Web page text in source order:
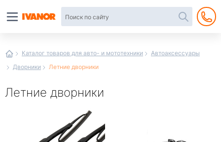
Каталог товаров для авто- и мототехники
Автоаксессуары
Дворники
Летние дворники
Летние дворники
интернет-